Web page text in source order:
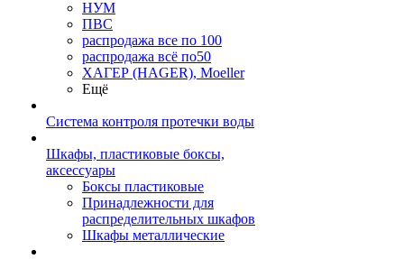
НУМ
ПВС
распродажа все по 100
распродажа всё по50
ХАГЕР (HAGER), Moeller
Ещё
Система контроля протечки воды
Шкафы, пластиковые боксы,
аксессуары
Боксы пластиковые
Принадлежности для
распределительных шкафов
Шкафы металлические